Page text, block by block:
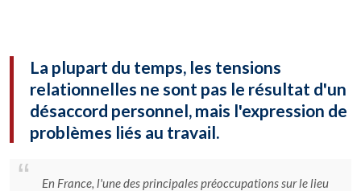
La plupart du temps, les tensions
relationnelles ne sont pas le résultat d'un
désaccord personnel, mais l'expression de
problèmes liés au travail.
En France, l'une des principales préoccupations sur le lieu